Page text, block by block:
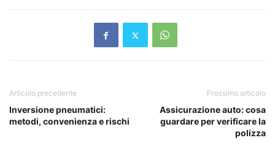
Articolo precedente
Inversione pneumatici:
metodi, convenienza e rischi
Prossimo articolo
Assicurazione auto: cosa
guardare per verificare la
polizza